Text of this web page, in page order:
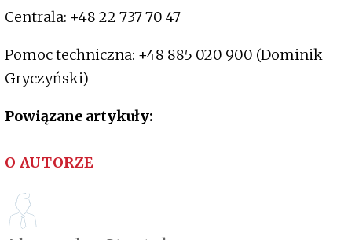
Centrala: +48 22 737 70 47
Pomoc techniczna: +48 885 020 900 (Dominik
Gryczyński)
Powiązane artykuły:
O AUTORZE